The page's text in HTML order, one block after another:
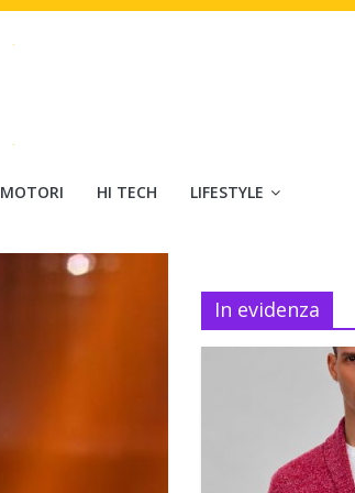
MOTORI HI TECH LIFESTYLE
In evidenza